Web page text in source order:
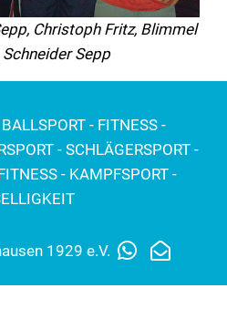
Christoph Fritz, Blimmel
Sepp
- FITNESS -
- SCHLÄGERSPORT -
- KAMPFSPORT -
1929 e.V.